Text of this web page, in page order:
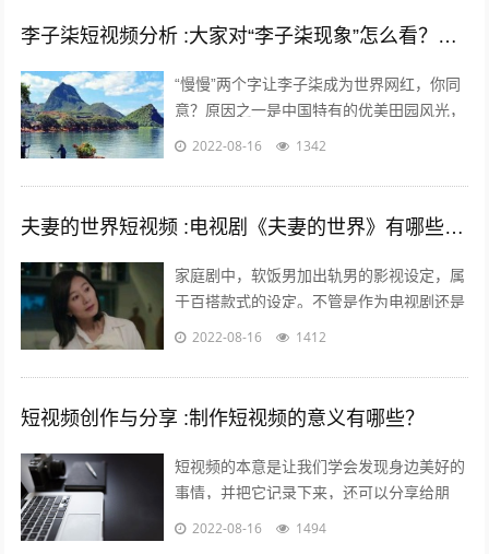
李子柒短视频分析 :大家对“李子柒现象”怎么看？她成功的背后原因是什么？
“慢慢”两个字让李子柒成为世界网红，你同
意？原因之一是中国特有的优美田园风光，
慢慢出现。二是历史悠久的中国农耕生活，
2022-08-16 1342
夫妻的世界短视频 :电视剧《夫妻的世界》有哪些槽点？
家庭剧中，软饭男加出轨男的影视设定，属
于百搭款式的设定。不管是作为电视剧还是
电影，长的短的都有讲不完的故事；也都能
2022-08-16 1412
短视频创作与分享 :制作短视频的意义有哪些？
短视频的本意是让我们学会发现身边美好的
事情，并把它记录下来，还可以分享给朋
友，制作短视频的意义在于让关心你的人了
2022-08-16 1494